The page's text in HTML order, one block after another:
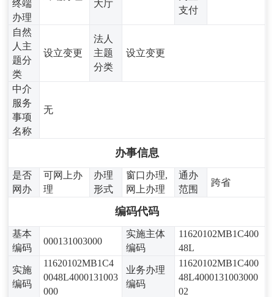
终端
办理
大厅
支付
自然
人主
题分
类
设立变更
法人
主题
分类
设立变更
中介
服务
事项
名称
无
办事信息
是否
网办
可网上办
理
办理
形式
窗口办理,
网上办理
通办
范围
跨省
编码代码
基本
编码
000131003000
实施主体
编码
11620102MB1C400
48L
实施
编码
11620102MB1C4
0048L4000131003
000
业务办理
编码
11620102MB1C400
48L4000131003000
02